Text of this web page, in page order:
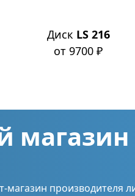
Диск LS 216
от 9700 ₽
магазин
магазин производителя